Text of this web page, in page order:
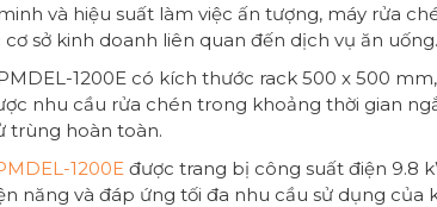
và hiệu suất làm việc ấn tượng, máy rửa
sở kinh doanh liên quan đến dịch vụ ăn uống.
1200E có kích thước rack 500 x 500
nhu cầu rửa chén trong khoảng thời gian
trùng hoàn toàn.
1200E được trang bị công suất điện 9.8
năng và đáp ứng tối đa nhu cầu sử dụng của